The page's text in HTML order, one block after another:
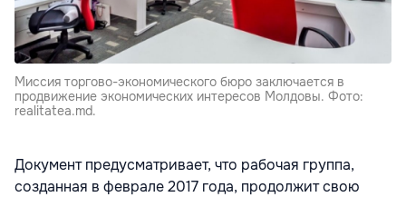
Миссия торгово-экономического бюро заключается в
продвижение экономических интересов Молдовы. Фото:
realitatea.md.
Документ предусматривает, что рабочая группа,
созданная в феврале 2017 года, продолжит свою